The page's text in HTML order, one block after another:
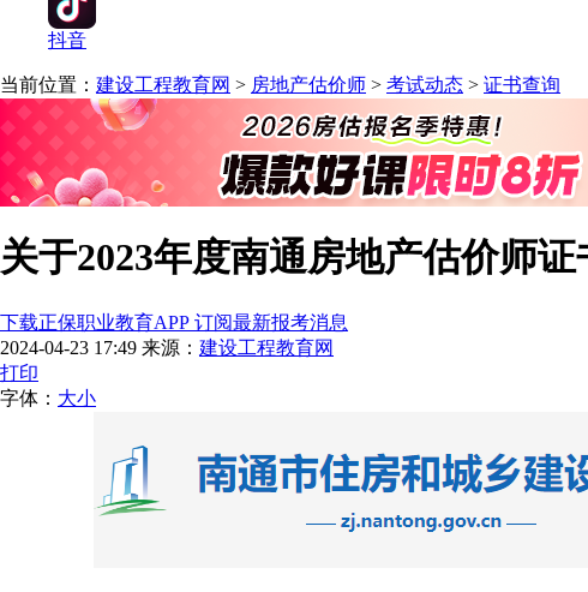
抖音
当前位置： 建设工程教育网 > 房地产估价师 > 考试动态 > 证书查询
关于2023年度南通房地产估价师
下载正保职业教育APP 订阅最新报考消息
2024-04-23 17:49 来源： 建设工程教育网
打印
字体： 大小